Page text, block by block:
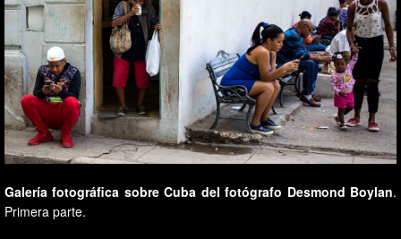
Galería fotográfica sobre Cuba del fotógrafo Desmond Boylan.
Primera parte.